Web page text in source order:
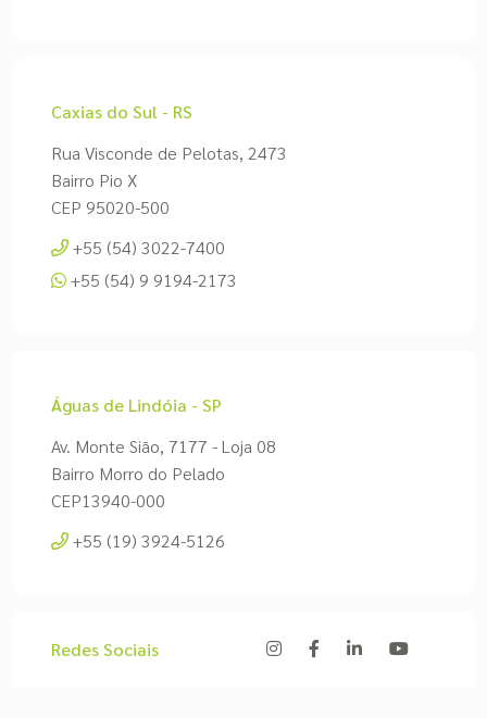
Caxias do Sul - RS
Rua Visconde de Pelotas, 2473
Bairro Pio X
CEP 95020-500
+55 (54) 3022-7400
+55 (54) 9 9194-2173
Águas de Lindóia - SP
Av. Monte Sião, 7177 - Loja 08
Bairro Morro do Pelado
CEP13940-000
+55 (19) 3924-5126
Redes Sociais